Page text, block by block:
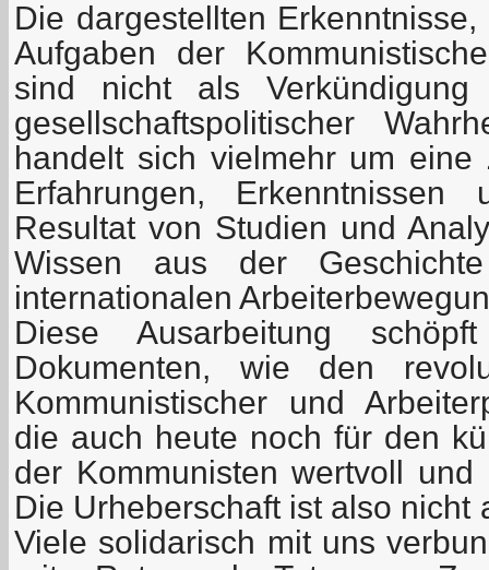
Die dargestellten
Aufgaben der
sind nicht als Verkündigung
gesellschaftspolitischer
handelt sich vielmehr um eine
Erfahrungen,
Resultat von Studien und
Wissen aus der
internationalen
Diese Ausarbeitung
Dokumenten, wie den
Kommunistischer und
die auch heute noch für den
der Kommunisten wertvoll
Die Urheberschaft ist also nicht
Viele solidarisch mit uns